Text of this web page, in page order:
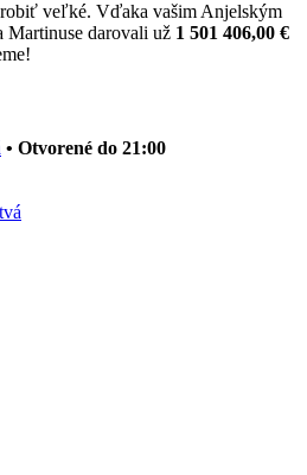
veľké. Vďaka vašim Anjelským
Martinuse darovali už 1 501 406,00 €
• Otvorené do 21:00